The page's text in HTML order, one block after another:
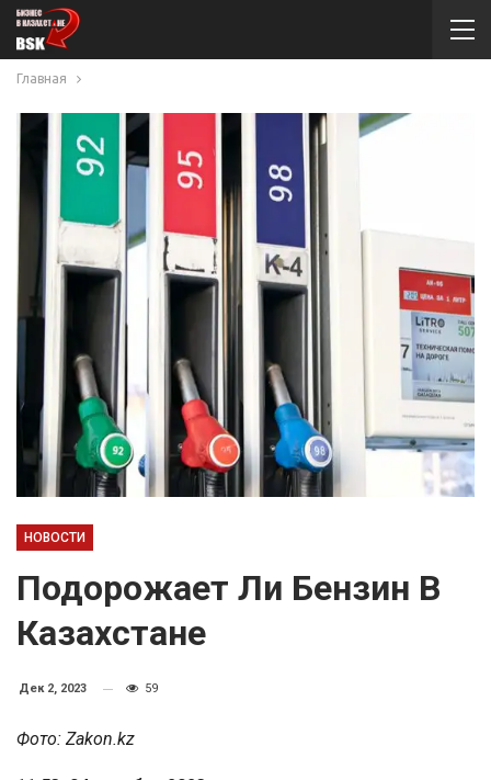
Главная
НОВОСТИ
Подорожает Ли Бензин В
Казахстане
Дек 2, 2023 59
Фото: Zakon.kz